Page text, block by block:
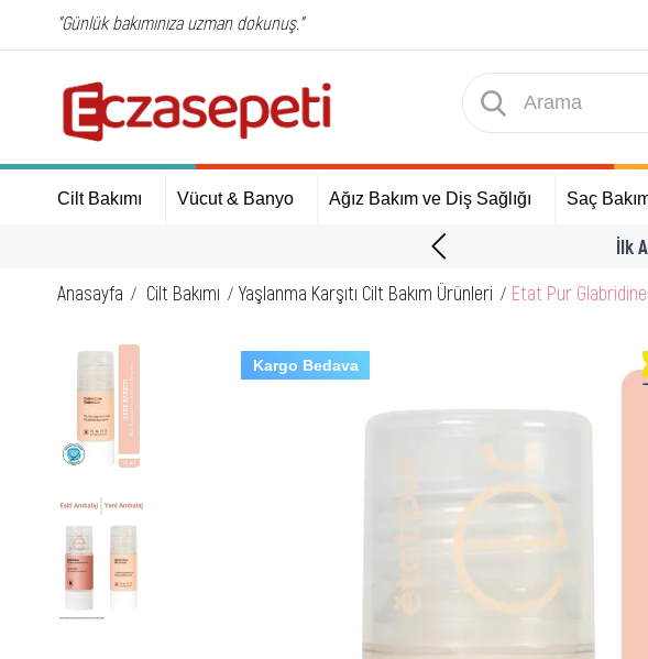
"Günlük bakımınıza uzman dokunuş."
Cilt Bakımı Vücut & Banyo Ağız Bakım ve Diş Sağlığı Saç
İlk
Anasayfa
Cilt Bakımı Yaşlanma Karşıtı Cilt Bakım Ürünleri Etat Pur
Kargo Bedava